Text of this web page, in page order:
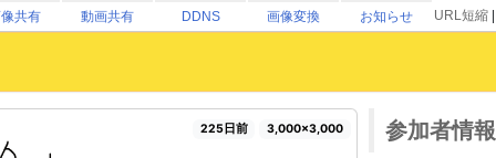
共有 動画共有 DDNS 画像変換 お知らせ URL短縮
225日前 3,000×3,000 参加者情報